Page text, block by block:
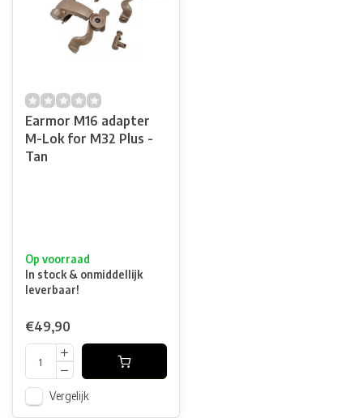
Earmor M16 adapter
M-Lok for M32 Plus -
Tan
Op voorraad
In stock & onmiddellijk
leverbaar!
€49,90
Vergelijk